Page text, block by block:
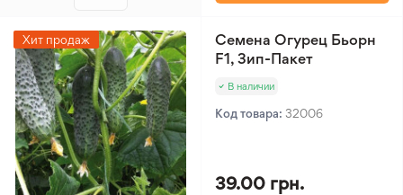
Хит продаж
Семена Огурец Бьорн
F1, Зип-Пакет
В наличии
Код товара: 32006
39.00 грн.